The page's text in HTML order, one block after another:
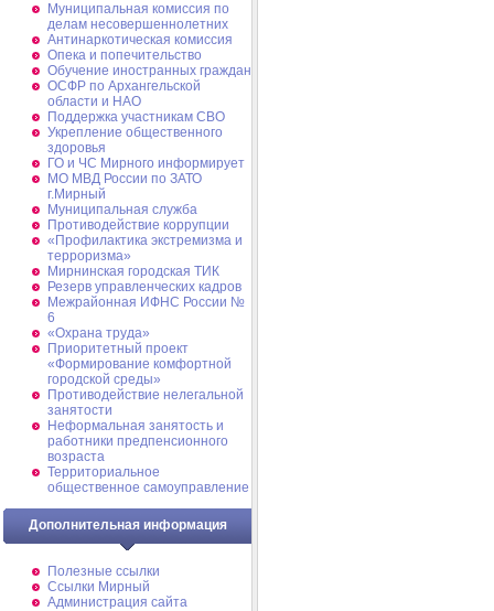
Муниципальная комиссия по
делам несовершеннолетних
Антинаркотическая комиссия
Опека и попечительство
Обучение иностранных граждан
ОСФР по Архангельской
области и НАО
Поддержка участникам СВО
Укрепление общественного
здоровья
ГО и ЧС Мирного информирует
МО МВД России по ЗАТО
г.Мирный
Муниципальная cлужба
Противодействие коррупции
«Профилактика экстремизма и
терроризма»
Мирнинская городская ТИК
Резерв управленческих кадров
Межрайонная ИФНС России №
6
«Охрана труда»
Приоритетный проект
«Формирование комфортной
городской среды»
Противодействие нелегальной
занятости
Неформальная занятость и
работники предпенсионного
возраста
Территориальное
общественное самоуправление
Дополнительная информация
Полезные ссылки
Ссылки Мирный
Администрация сайта